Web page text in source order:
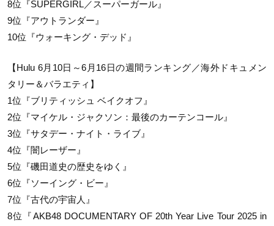
8位『SUPERGIRL／スーパーガール』
9位『アウトランダー』
10位『ウォーキング・デッド』
【Hulu 6月10日～6月16日の週間ランキング／海外ドキュメン
タリー＆バラエティ】
1位『ブリティッシュ ベイクオフ』
2位『マイケル・ジャクソン：最後のカーテンコール』
3位『サタデー・ナイト・ライブ』
4位『闇レーザー』
5位『磯田道史の歴史をゆく』
6位『ソーイング・ビー』
7位『古代の宇宙人』
8位『AKB48 DOCUMENTARY OF 20th Year Live Tour 2025 in